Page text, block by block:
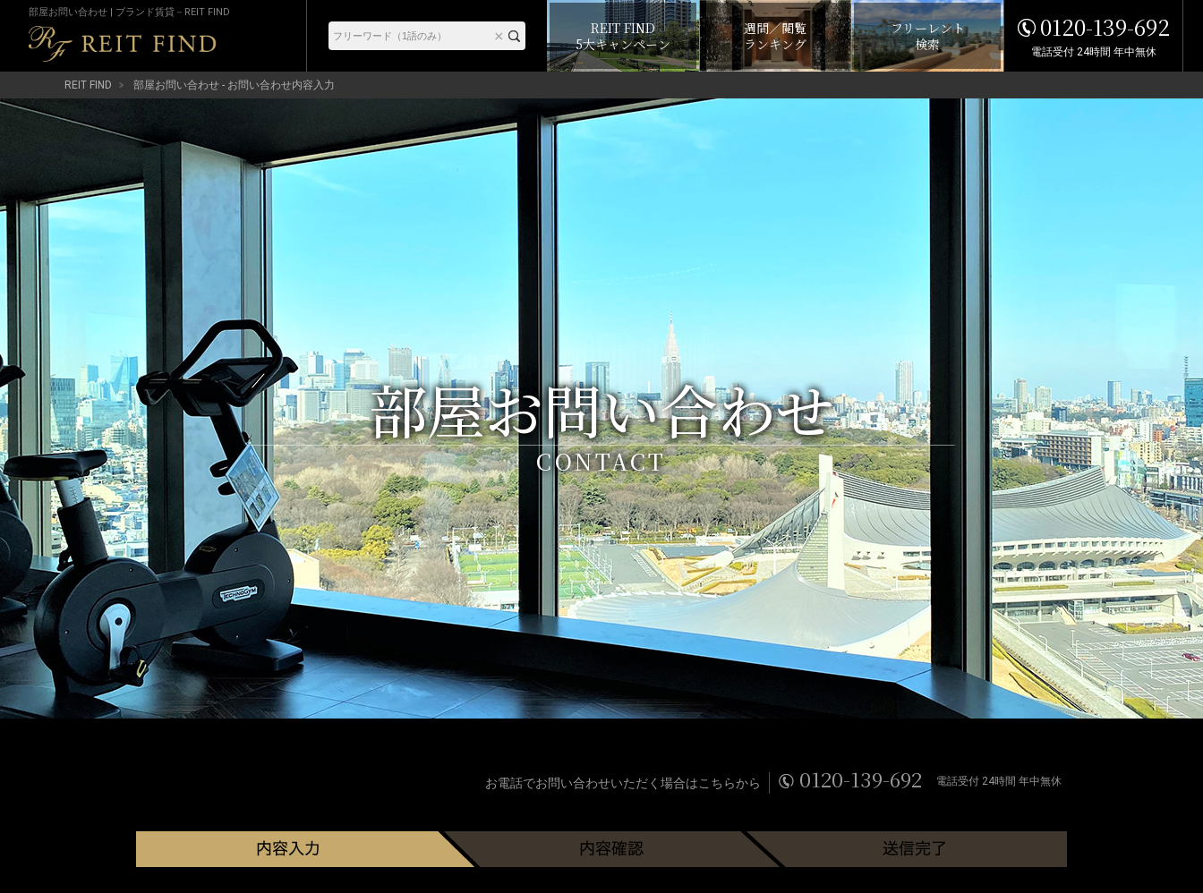
部屋お問い合わせ | ブランド賃貸－REIT FIND
REIT FIND
5大キャンペーン
週間／閲覧
ランキング
フリーレント
検索
0120-139-692
電話受付 24時間 年中無休
REIT FIND 部屋お問い合わせ - お問い合わせ内容入力
部屋お問い合わせ
CONTACT
お電話でお問い合わせいただく場合はこちらから 0120-139-692 電話受付 24時間 年中無休